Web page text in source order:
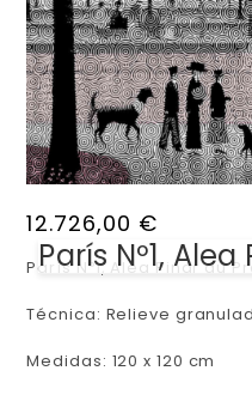
París Nº1,
12.726,00 €
París Nº1, Alea Pinar du
Técnica: Relieve
Medidas: 120 x 120 cm